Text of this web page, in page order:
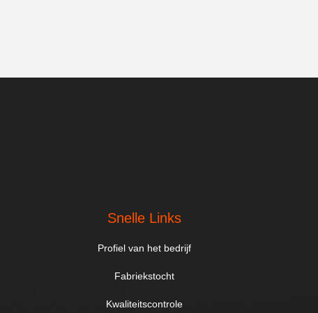
Snelle Links
Profiel van het bedrijf
Fabriekstocht
Kwaliteitscontrole